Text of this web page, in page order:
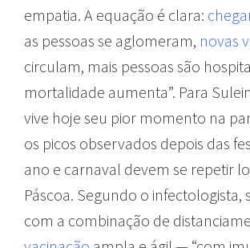
empatia. A equação é clara:
as pessoas se aglomeram, novas
circulam, mais pessoas são
mortalidade aumenta”. Para
vive hoje seu pior momento na
os picos observados depois das
ano e carnaval devem se repetir
Páscoa. Segundo o infectologista,
com a combinação de